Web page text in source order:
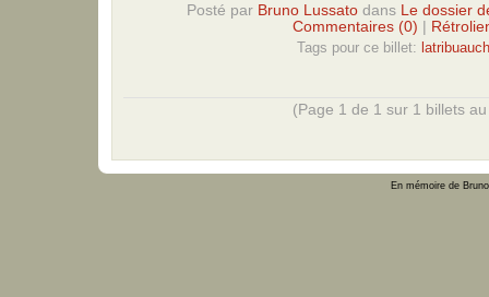
Posté par Bruno Lussatodans
Le dossier
Commentaires (0)
Tags pour ce billet:
(Page 1 de 1 sur 1 billets
En mémoire de